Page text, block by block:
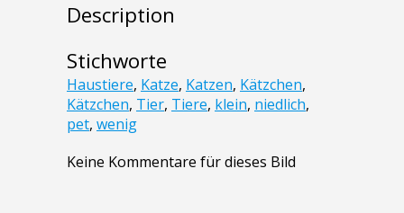
Description
Stichworte
Haustiere, Katze, Katzen, Kätzchen,
Kätzchen, Tier, Tiere, klein, niedlich,
pet, wenig
Keine Kommentare für dieses Bild